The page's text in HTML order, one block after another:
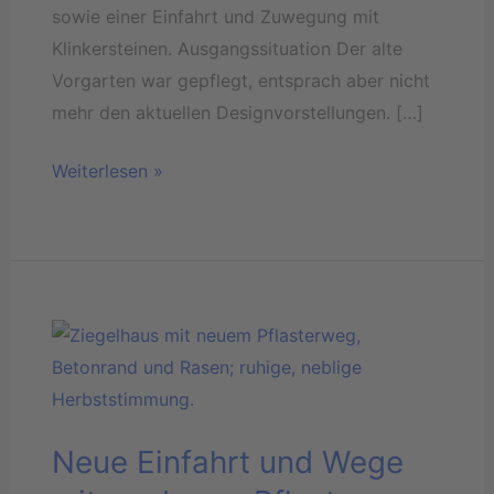
sowie einer Einfahrt und Zuwegung mit
Klinkersteinen. Ausgangssituation Der alte
Vorgarten war gepflegt, entsprach aber nicht
mehr den aktuellen Designvorstellungen. […]
Weiterlesen »
Neue Einfahrt und Wege
Neue
Einfahrt
und
mit